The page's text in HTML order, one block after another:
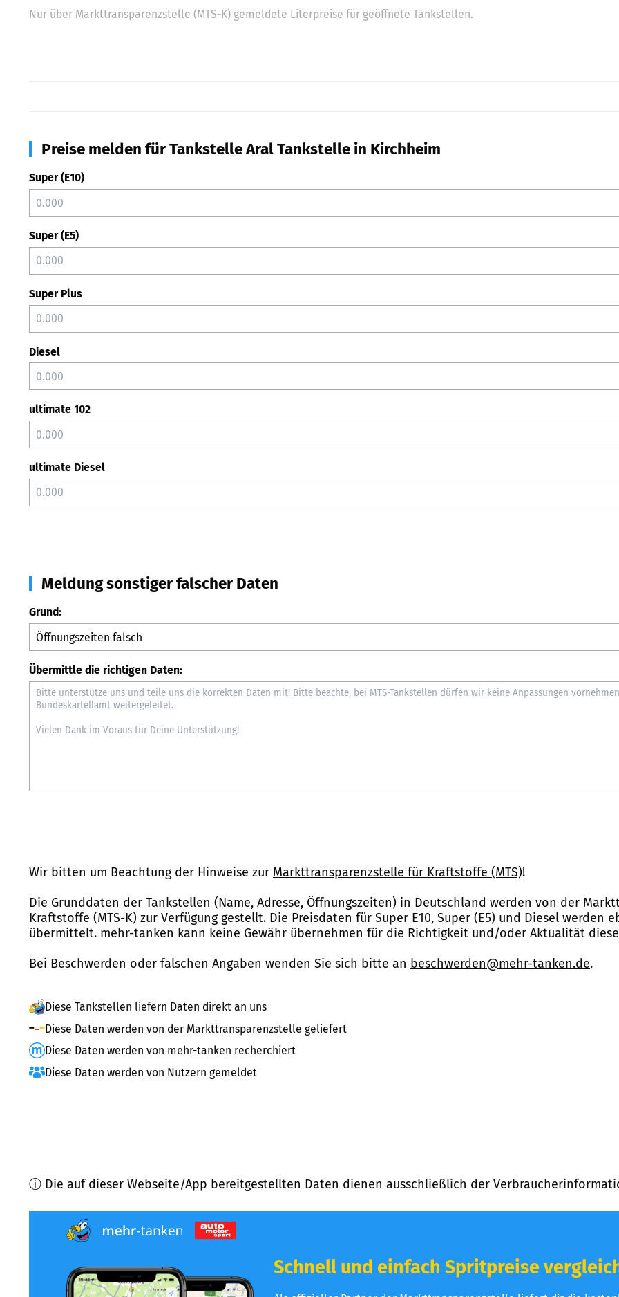
Nur über Markttransparenzstelle (MTS-K) gemeldete Literpreise für geöffnete Tankstellen.
Preise melden für Tankstelle Aral Tankstelle in Kirchheim
Super (E10)
Super (E5)
Super Plus
Diesel
ultimate 102
ultimate Diesel
Meldung sonstiger falscher Daten
Grund:
Übermittle die richtigen Daten:
Wir bitten um Beachtung der Hinweise zur Markttransparenzstelle für Kraftstoffe (MTS)!
Die Grunddaten der Tankstellen (Name, Adresse, Öffnungszeiten) in Deutschland werden von der
Kraftstoffe (MTS-K) zur Verfügung gestellt. Die Preisdaten für Super E10, Super (E5) und Diesel werden
übermittelt. mehr-tanken kann keine Gewähr übernehmen für die Richtigkeit und/oder Aktualität
Bei Beschwerden oder falschen Angaben wenden Sie sich bitte an beschwerden@mehr-tanken.de.
Diese Tankstellen liefern Daten direkt an uns
Diese Daten werden von der Markttransparenzstelle geliefert
Diese Daten werden von mehr-tanken recherchiert
Diese Daten werden von Nutzern gemeldet
ⓘ Die auf dieser Webseite/App bereitgestellten Daten dienen ausschließlich der
Schnell und einfach Spritpreise